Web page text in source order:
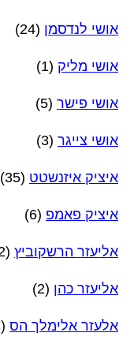
אושי לנדסמן (24)
אושי מליק (1)
אושי פישר (5)
אושי צייגר (3)
איציק איזנשטט (35)
איציק פאמפ (6)
אליעזר הרשקוביץ (2)
אליעזר כהן (2)
אלעזר אלימלך הס (2)